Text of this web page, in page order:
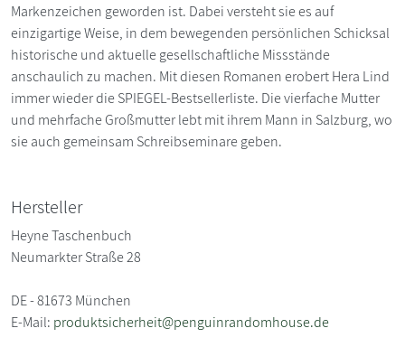
Markenzeichen geworden ist. Dabei versteht sie es auf
einzigartige Weise, in dem bewegenden persönlichen Schicksal
historische und aktuelle gesellschaftliche Missstände
anschaulich zu machen. Mit diesen Romanen erobert Hera Lind
immer wieder die SPIEGEL-Bestsellerliste. Die vierfache Mutter
und mehrfache Großmutter lebt mit ihrem Mann in Salzburg, wo
sie auch gemeinsam Schreibseminare geben.
Hersteller
Heyne Taschenbuch
Neumarkter Straße 28
DE - 81673 München
E-Mail: produktsicherheit@penguinrandomhouse.de